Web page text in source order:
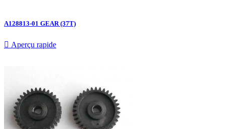
A128813-01 GEAR (37T)
 Aperçu rapide